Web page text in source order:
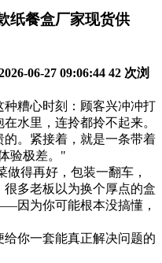
纸餐盒厂家现货供
06-27 09:06:44 42 次浏
糟心时刻：顾客兴冲冲打
水里，连拎都拎不起来。
。紧接着，就是一条带着
验极差。"
得再好，包装一翻车，
多老板以为换个厚点的盒
因为你可能根本没搞懂，
你一套能真正解决问题的